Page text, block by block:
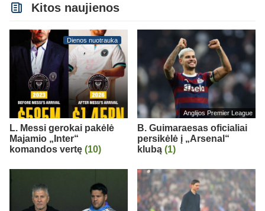
Kitos naujienos
Dienos nuotrauka
L. Messi gerokai pakėlė
Majamio „Inter“
komandos vertę (10)
Anglijos Premier League
B. Guimaraesas oficialiai
persikėlė į „Arsenal“
klubą (1)